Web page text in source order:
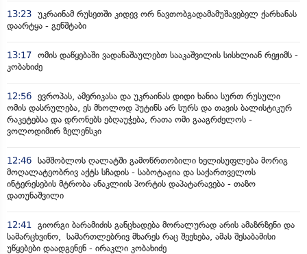
13:23 უკრაინამ რუსეთში კიდევ ორ ნავთობგადამამუშავებელ ქარხანას
დაარტყა - გენშტაბი
13:17 ომის დაწყებაში ვადანაშაულებთ სააკაშვილის სისხლიან რეჟიმს -
კობახიძე
12:56 ევროპას, ამერიკასა და უკრაინას დიდი ხანია სურთ რუსული
ომის დასრულება, ეს მხოლოდ პუტინს არ სურს და თავის ბალისტიკურ
რაკეტებსა და დრონებს ებღაუჭება, რათა ომი გააგრძელოს -
ვოლოდიმირ ზელენსკი
12:46 სამშობლოს ღალატში გამოწრთობილი ხელისუფლება მორიგ
მოღალატეობრივ აქტს სჩადის - საბოტაჟია და საქართველოს
ინტერესების მტრობა ანაკლიის პორტის დაპატარავება - თაზო
დათუნაშვილი
12:41
გიორგი ბარამიძის განცხადება მორალურად არის ამაზრზენი და
სამარცხვინო, სამართლებრივ მხარეს რაც შეეხება, ამას შესაბამისი
უწყებები დაადგენენ - ირაკლი კობახიძე